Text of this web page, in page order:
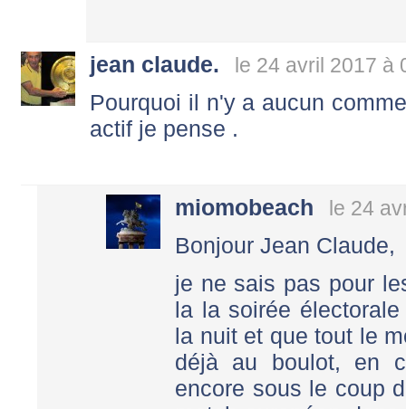
jean claude. le 24 avril 2017 à
Pourquoi il n'y a aucun
actif je pense .
miomobeach le 24
Bonjour Jean Claude,
je ne sais pas pour
la la soirée
la nuit et que tout le
déjà au boulot, en
encore sous le coup